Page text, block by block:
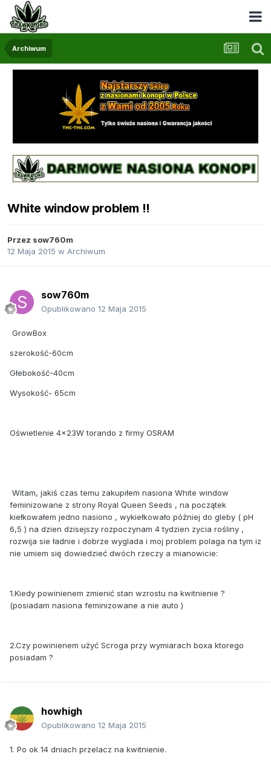
Archiwum
White window problem !!
Przez sow760m
12 Maja 2015 w Archiwum
sow760m
Opublikowano 12 Maja 2015
GrowBox
szerokość-60cm
Głebokość-40cm
Wysokość- 65cm
Oświetlenie 4x23W torando z firmy OSRAM
Witam, jakiś czas temu zakupiłem nasiona White window
feminizowane z strony Royal Queen Seeds , na początek
kiełkowałem jedno nasiono , wykiełkowało później do gleby ( pH
6,5 ) na dzien dzisejszy rozpoczynam 4 tydzien zycia rośliny ,
rozwija sie ładnie i dobrze wyglada i moj problem polaga na tym iz
nie umiem się dowiedzieć dwóch rzeczy a mianowicie:
1.Kiedy powinienem zmienić stan wzrostu na kwitnienie ?
(posiadam nasiona feminizowane a nie auto )
2.Czy powinienem użyć Scroga przy wymiarach boxa ktorego
posiadam ?
howhigh
Opublikowano 12 Maja 2015
1. Po ok 14 dniach przelacz na kwitnienie.